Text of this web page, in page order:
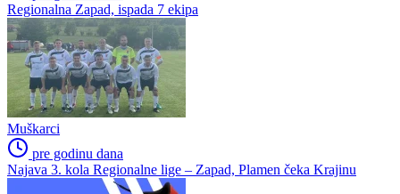
Regionalna Zapad, ispada 7 ekipa
Muškarci
pre godinu dana
Najava 3. kola Regionalne lige – Zapad, Plamen čeka Krajinu